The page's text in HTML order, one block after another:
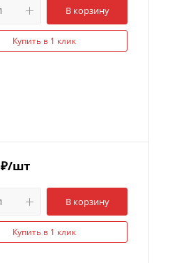
В корзину
Купить в 1 клик
₽/шт
В корзину
Купить в 1 клик